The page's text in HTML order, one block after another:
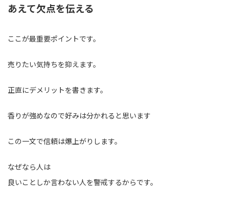
あえて欠点を伝える
ここが最重要ポイントです。
売りたい気持ちを抑えます。
正直にデメリットを書きます。
香りが強めなので好みは分かれると思います
この一文で信頼は爆上がりします。
なぜなら人は
良いことしか言わない人を警戒するからです。